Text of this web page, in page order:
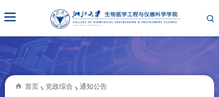
首页 党政综合 通知公告